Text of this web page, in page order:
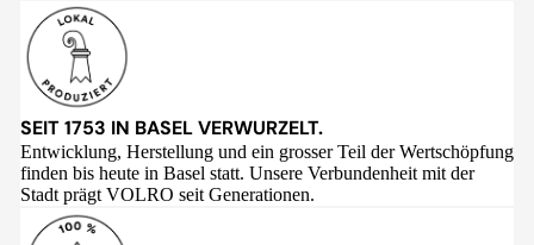
SEIT 1753 IN BASEL VERWURZELT.
Entwicklung, Herstellung und ein grosser Teil der Wertschöpfung
finden bis heute in Basel statt. Unsere Verbundenheit mit der
Stadt prägt VOLRO seit Generationen.